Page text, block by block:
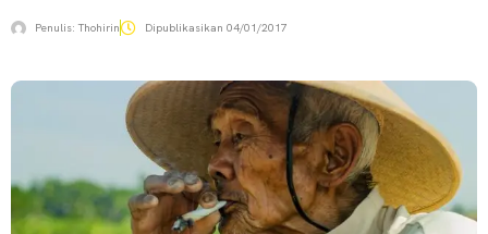
Penulis: Thohirin Dipublikasikan 04/01/2017